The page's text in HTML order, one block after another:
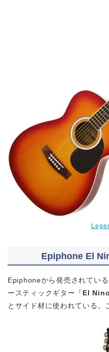
Epiphone El
Epiphoneから発売されてい
ースティックギター『El Nino
とサイド材に使われている。